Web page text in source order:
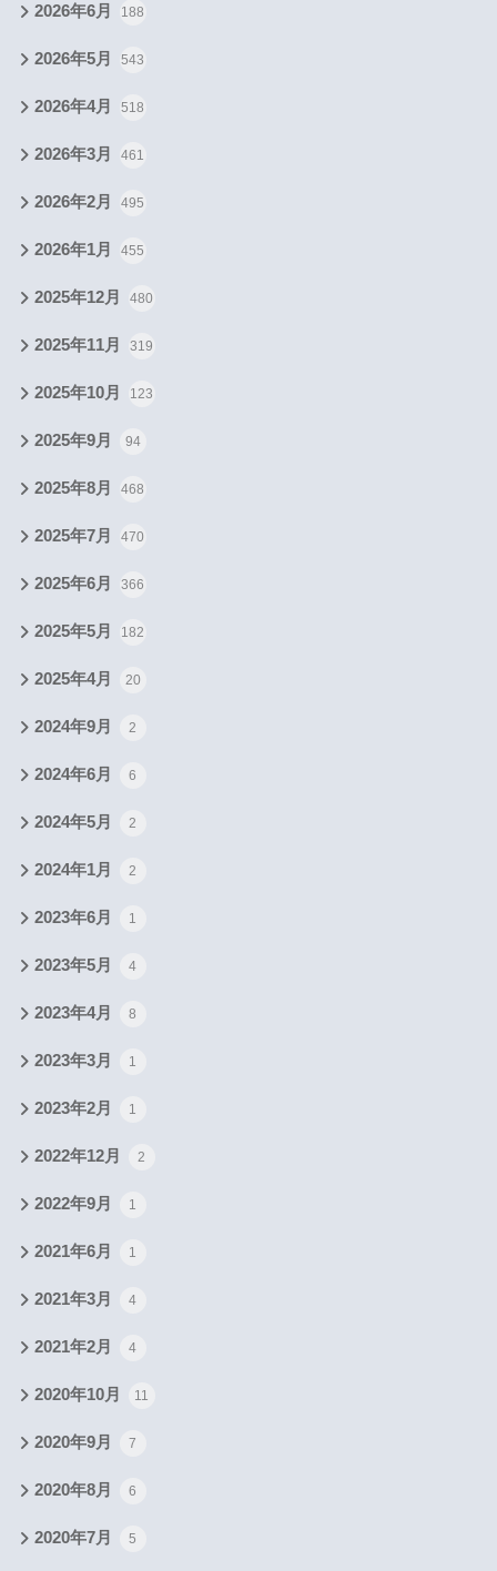
2026年6月 188
2026年5月 543
2026年4月 518
2026年3月 461
2026年2月 495
2026年1月 455
2025年12月 480
2025年11月 319
2025年10月 123
2025年9月 94
2025年8月 468
2025年7月 470
2025年6月 366
2025年5月 182
2025年4月 20
2024年9月 2
2024年6月 6
2024年5月 2
2024年1月 2
2023年6月 1
2023年5月 4
2023年4月 8
2023年3月 1
2023年2月 1
2022年12月 2
2022年9月 1
2021年6月 1
2021年3月 4
2021年2月 4
2020年10月 11
2020年9月 7
2020年8月 6
2020年7月 5